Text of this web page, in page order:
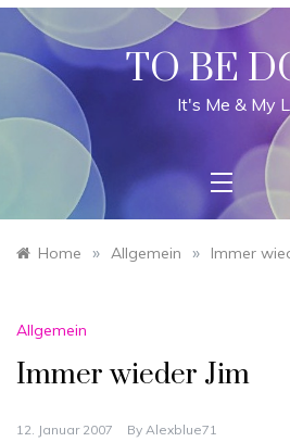
Skip
content
TO BE
It's Me & My
Home » Allgemein » Immer
Allgemein
Immer wieder Jim
12. Januar 2007 By Alexblue71